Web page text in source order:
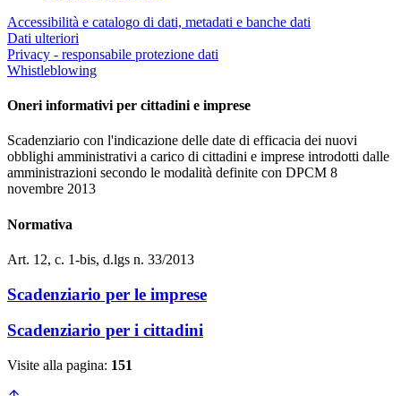
Accessibilità e catalogo di dati, metadati e banche dati
Dati ulteriori
Privacy - responsabile protezione dati
Whistleblowing
Oneri informativi per cittadini e imprese
Scadenziario con l'indicazione delle date di efficacia dei nuovi
obblighi amministrativi a carico di cittadini e imprese introdotti dalle
amministrazioni secondo le modalità definite con DPCM 8
novembre 2013
Normativa
Art. 12, c. 1-bis, d.lgs n. 33/2013
Scadenziario per le imprese
Scadenziario per i cittadini
Visite alla pagina: 151